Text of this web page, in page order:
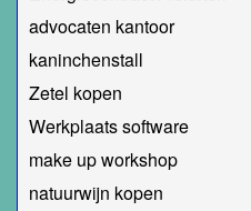
advocaten kantoor
kaninchenstall
Zetel kopen
Werkplaats software
make up workshop
natuurwijn kopen